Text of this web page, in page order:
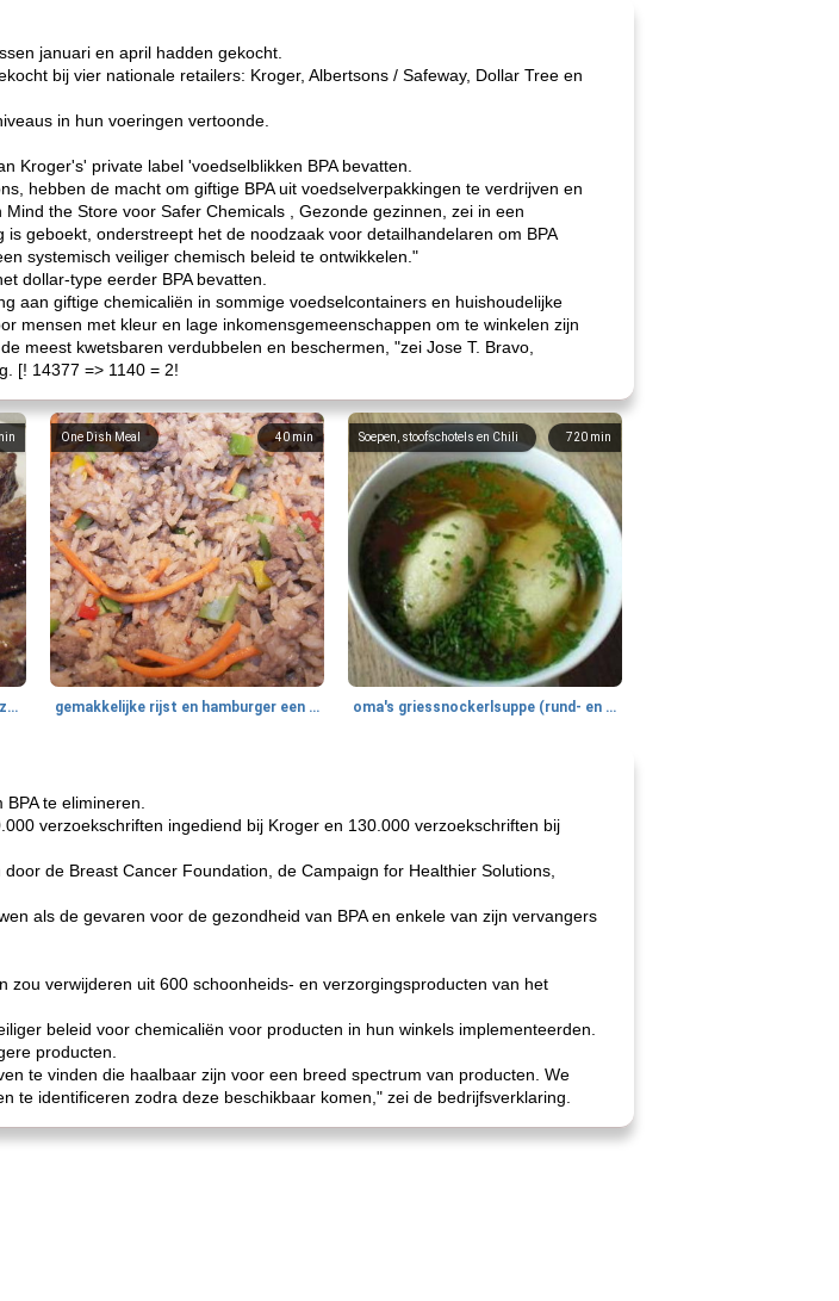
januari en april hadden gekocht.
bij vier nationale retailers: Kroger, Albertsons / Safeway, Dollar Tree en
in hun voeringen vertoonde.
Kroger's' private label 'voedselblikken BPA bevatten.
hebben de macht om giftige BPA uit voedselverpakkingen te verdrijven en
the Store voor Safer Chemicals , Gezonde gezinnen, zei in een
geboekt, onderstreept het de noodzaak voor detailhandelaren om BPA
systemisch veiliger chemisch beleid te ontwikkelen."
dollar-type eerder BPA bevatten.
aan giftige chemicaliën in sommige voedselcontainers en huishoudelijke
mensen met kleur en lage inkomensgemeenschappen om te winkelen zijn
meest kwetsbaren verdubbelen en beschermen, "zei Jose T. Bravo,
[! 14377 => 1140 = 2!
smakelijke parmesan popovers (gezonder!)
40min
One Dish Meal
gemakkelijke rijst en hamburger een gerecht diner
720 min
Soepen, stoofschotels en Chili
oma's griessnockerlsuppe (rund- en griesmeelknoedelsoep)
te elimineren.
verzoekschriften ingediend bij Kroger en 130.000 verzoekschriften bij
de Breast Cancer Foundation, de Campaign for Healthier Solutions,
als de gevaren voor de gezondheid van BPA en enkele van zijn vervangers
verwijderen uit 600 schoonheids- en verzorgingsproducten van het
beleid voor chemicaliën voor producten in hun winkels implementeerden.
producten.
te vinden die haalbaar zijn voor een breed spectrum van producten. We
te identificeren zodra deze beschikbaar komen," zei de bedrijfsverklaring.